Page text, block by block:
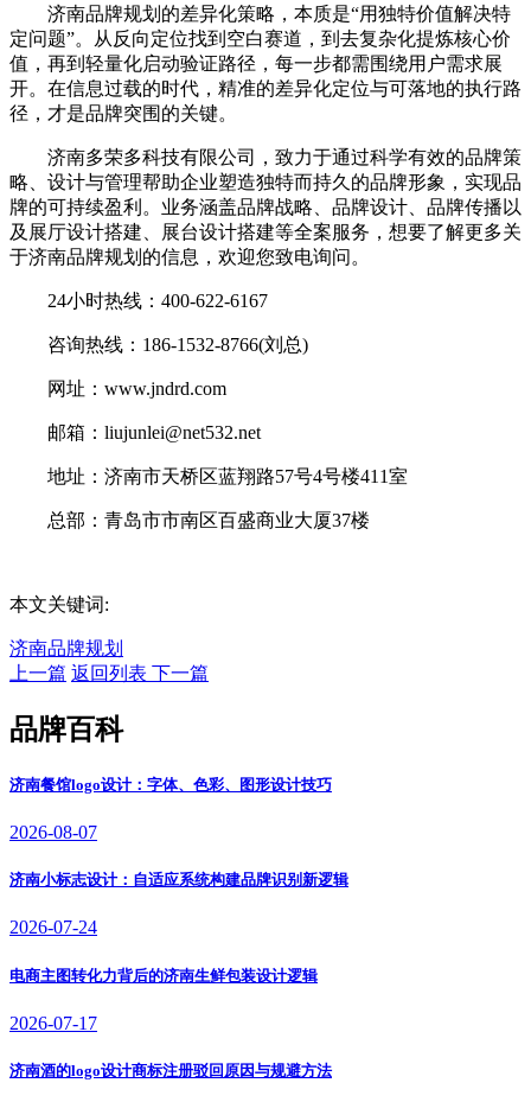
济南品牌规划的差异化策略，本质是“用独特价值解决特
定问题”。从反向定位找到空白赛道，到去复杂化提炼核心价
值，再到轻量化启动验证路径，每一步都需围绕用户需求展
开。在信息过载的时代，精准的差异化定位与可落地的执行路
径，才是品牌突围的关键。
济南多荣多科技有限公司，致力于通过科学有效的品牌策
略、设计与管理帮助企业塑造独特而持久的品牌形象，实现品
牌的可持续盈利。业务涵盖品牌战略、品牌设计、品牌传播以
及展厅设计搭建、展台设计搭建等全案服务，想要了解更多关
于济南品牌规划的信息，欢迎您致电询问。
24小时热线：400-622-6167
咨询热线：186-1532-8766(刘总)
网址：www.jndrd.com
邮箱：liujunlei@net532.net
地址：济南市天桥区蓝翔路57号4号楼411室
总部：青岛市市南区百盛商业大厦37楼
本文关键词:
济南品牌规划
上一篇 返回列表 下一篇
品牌百科
济南餐馆logo设计：字体、色彩、图形设计技巧
2026-08-07
济南小标志设计：自适应系统构建品牌识别新逻辑
2026-07-24
电商主图转化力背后的济南生鲜包装设计逻辑
2026-07-17
济南酒的logo设计商标注册驳回原因与规避方法